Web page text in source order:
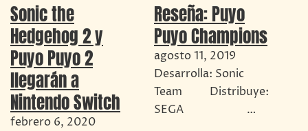
Sonic the
Hedgehog 2 y
Puyo Puyo 2
llegarán a
Nintendo Switch
febrero 6, 2020
Reseña: Puyo
Puyo Champions
agosto 11, 2019
Desarrolla: Sonic
Team Distribuye:
SEGA …